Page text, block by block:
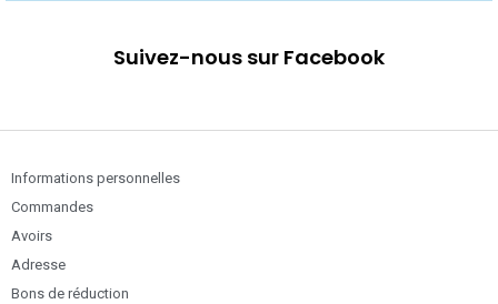
Suivez-nous sur Facebook
Informations personnelles
Commandes
Avoirs
Adresse
Bons de réduction